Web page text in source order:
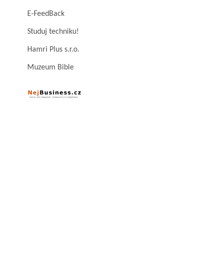
E-FeedBack
Studuj techniku!
Hamri Plus s.r.o.
Muzeum Bible